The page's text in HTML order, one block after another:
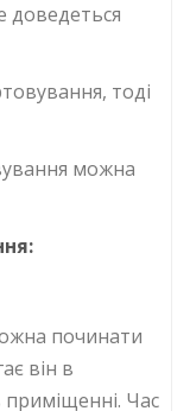
доведеться
тоді
можна
починати
він в
приміщенні. Час